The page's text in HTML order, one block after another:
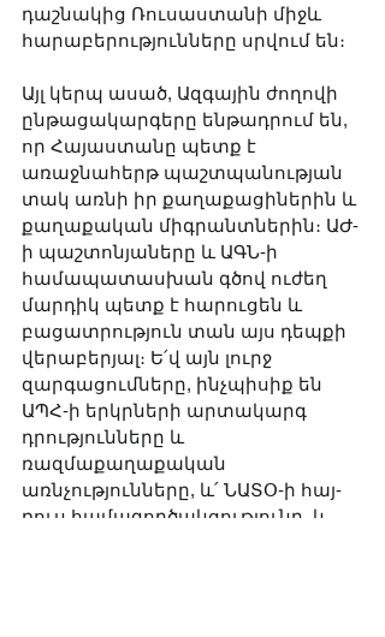
դաշնակից Ռուսաստանի միջև
հարաբերությունները սրվում են։
Այլ կերպ ասած, Ազգային ժողովի
ընթացակարգերը ենթադրում են,
որ Հայաստանը պետք է
առաջնահերթ պաշտպանության
տակ առնի իր քաղաքացիներին և
քաղաքական միգրանտներին։ ԱԺ-
ի պաշտոնյաները և ԱԳՆ-ի
համապատասխան գծով ուժեղ
մարդիկ պետք է հարուցեն և
բացատրություն տան այս դեպքի
վերաբերյալ։ Ե՛վ այն լուրջ
զարգացումները, ինչպիսիք են
ԱՊՀ-ի երկրների արտակարգ
դրությունները և
ռազմաքաղաքական
առնչությունները, և՛ ՆԱՏՕ-ի հայ-
ռուս համագործակցությունը, և